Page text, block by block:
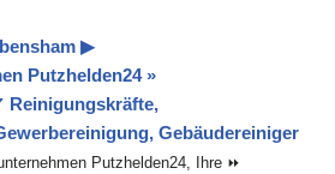
▶︎
Putzhelden24 »
Reinigungskräfte,
Gebäudereiniger
Putzhelden24, Ihre ⏩